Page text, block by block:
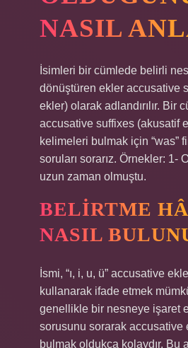
NASIL
İsimleri bir cümlede belirli
dönüştüren ekler accusative
ekler) olarak adlandırılır. Bir
accusative suffixes (akusatif
kelimeleri bulmak için “was”
soruları sorarız. Örnekler: 1-
uzun zaman olmuştu.
BELIRTME
NASIL
İsmi, “ı, i, u, ü” accusative
kullanarak ifade etmek
genellikle bir nesneye işaret
sorusunu sorarak accusative
bulmak oldukça kolaydır. Bu